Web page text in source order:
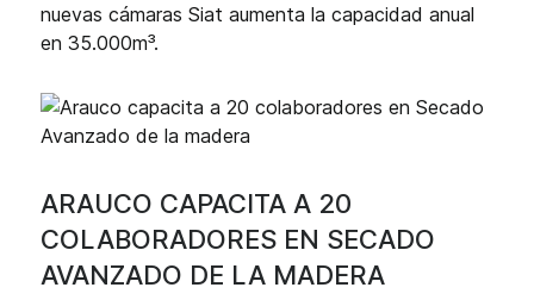
nuevas cámaras Siat aumenta la capacidad anual
en 35.000m³.
ARAUCO CAPACITA A 20
COLABORADORES EN SECADO
AVANZADO DE LA MADERA